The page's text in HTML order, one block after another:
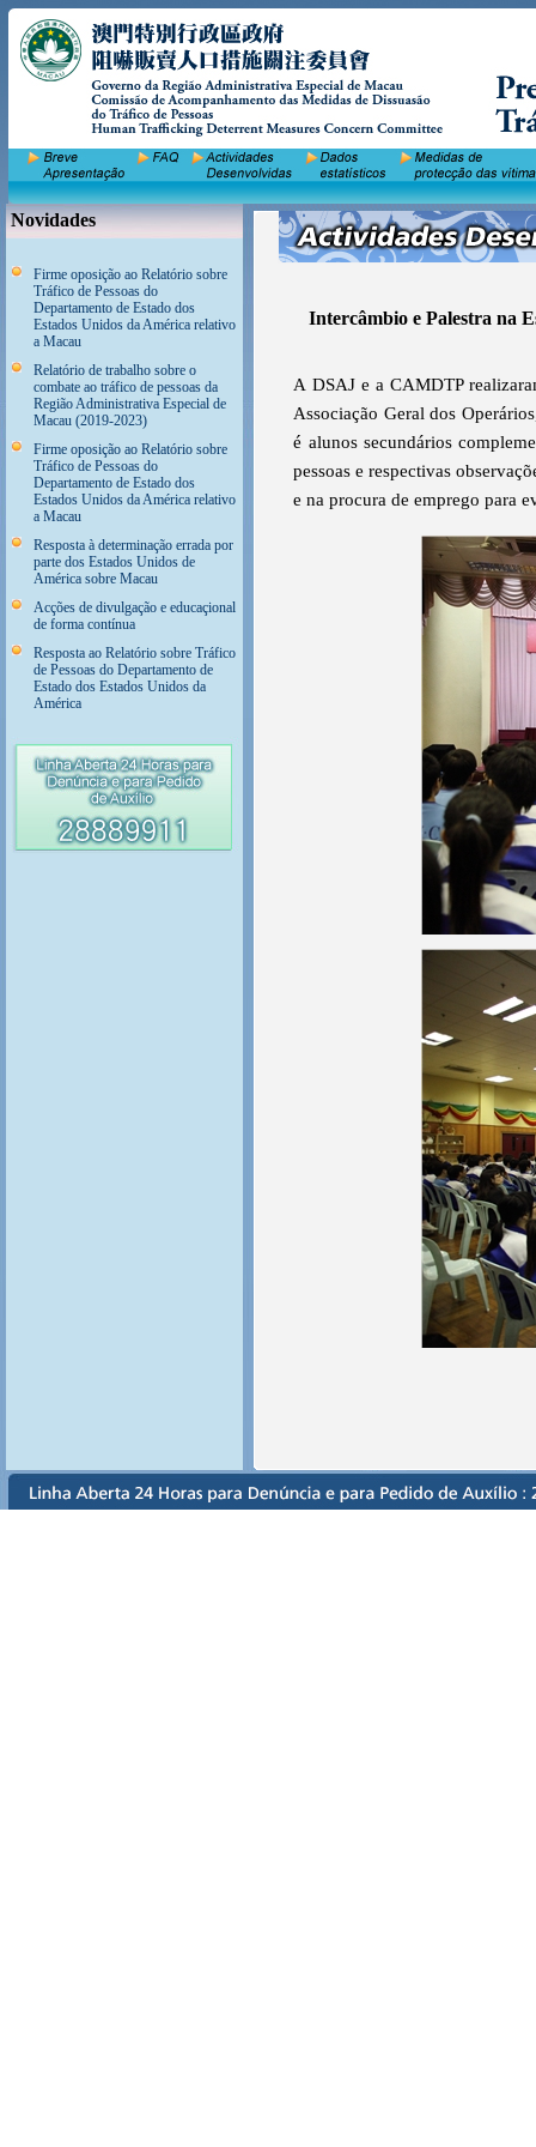
Novidades
Firme oposição ao Relatório sobre
Tráfico de Pessoas do
Departamento de Estado dos
Estados Unidos da América relativo
a Macau
Relatório de trabalho sobre o
combate ao tráfico de pessoas da
Região Administrativa Especial de
Macau (2019-2023)
Firme oposição ao Relatório sobre
Tráfico de Pessoas do
Departamento de Estado dos
Estados Unidos da América relativo
a Macau
Resposta à determinação errada por
parte dos Estados Unidos de
América sobre Macau
Acções de divulgação e educaçional
de forma contínua
Resposta ao Relatório sobre Tráfico
de Pessoas do Departamento de
Estado dos Estados Unidos da
América
Intercâmbio e Palestra na
A DSAJ e a CAMDTP
Associação Geral dos
é alunos secundários
pessoas e respectivas
e na procura de emprego para